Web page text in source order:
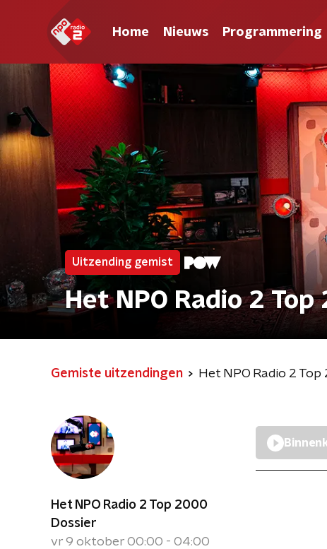
Home Nieuws Programmering
Uitzending gemist
Het NPO Radio 2
Gemiste uitzendingen Het NPO Radio 2
Het NPO Radio 2 Top 2000
Dossier
vr 9 oktober 00:00 - 04:00